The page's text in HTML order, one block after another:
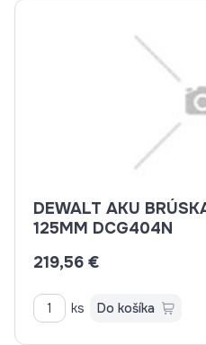
DEWALT AKU
125MM DCG404N
219,56 €
ks Do košíka